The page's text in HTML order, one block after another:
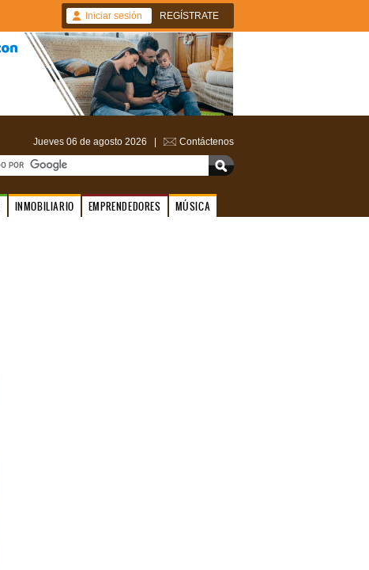
Iniciar sesión REGÍSTRATE
Jueves 06 de agosto 2026 | Contáctenos
INMOBILIARIO EMPRENDEDORES MÚSICA